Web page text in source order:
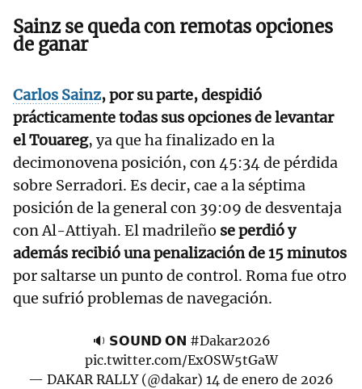
Sainz se queda con remotas opciones
de ganar
Carlos Sainz, por su parte, despidió
prácticamente todas sus opciones de levantar
el Touareg, ya que ha finalizado en la
decimonovena posición, con 45:34 de pérdida
sobre Serradori. Es decir, cae a la séptima
posición de la general con 39:09 de desventaja
con Al-Attiyah. El madrileño se perdió y
además recibió una penalización de 15 minutos
por saltarse un punto de control. Roma fue otro
que sufrió problemas de navegación.
🔉 𝗦𝗢𝗨𝗡𝗗 𝗢𝗡 #Dakar2026
pic.twitter.com/ExOSW5tGaW
— DAKAR RALLY (@dakar) 14 de enero de 2026